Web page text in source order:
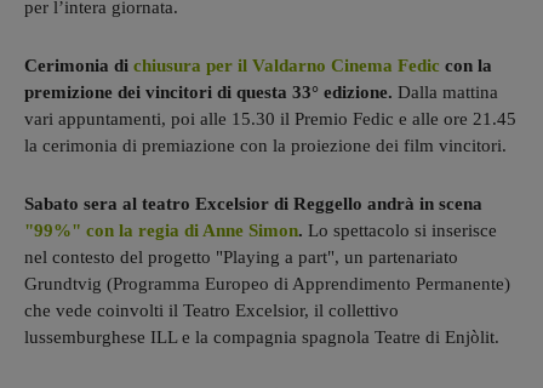
per l’intera giornata.
Cerimonia di chiusura per il Valdarno Cinema Fedic con la
premizione dei vincitori di questa 33° edizione. Dalla mattina
vari appuntamenti, poi alle 15.30 il Premio Fedic e alle ore 21.45
la cerimonia di premiazione con la proiezione dei film vincitori.
Sabato sera al teatro Excelsior di Reggello andrà in scena
"99%" con la regia di Anne Simon. Lo spettacolo si inserisce
nel contesto del progetto "Playing a part", un partenariato
Grundtvig (Programma Europeo di Apprendimento Permanente)
che vede coinvolti il Teatro Excelsior, il collettivo
lussemburghese ILL e la compagnia spagnola Teatre di Enjòlit.